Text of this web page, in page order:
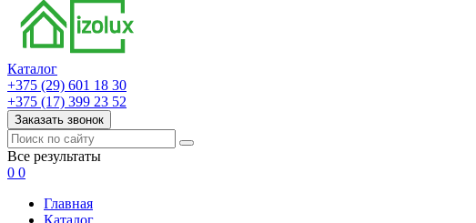
Каталог
+375 (29) 601 18 30
+375 (17) 399 23 52
Заказать звонок
Все результаты
0 0
Главная
Каталог